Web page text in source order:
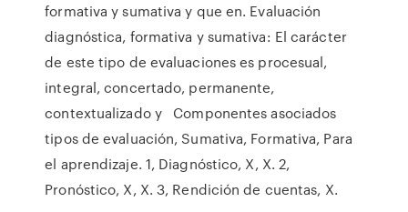
formativa y sumativa y que en. Evaluación
diagnóstica, formativa y sumativa: El carácter
de este tipo de evaluaciones es procesual,
integral, concertado, permanente,
contextualizado y Componentes asociados
tipos de evaluación, Sumativa, Formativa, Para
el aprendizaje. 1, Diagnóstico, X, X. 2,
Pronóstico, X, X. 3, Rendición de cuentas, X.